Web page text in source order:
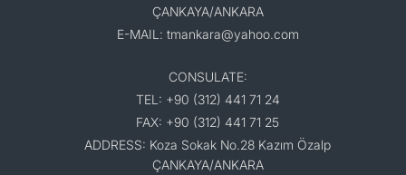
ÇANKAYA/ANKARA
E-MAIL: tmankara@yahoo.com
CONSULATE:
TEL: +90 (312) 441 71 24
FAX: +90 (312) 441 71 25
ADDRESS: Koza Sokak No.28 Kazım Özalp
ÇANKAYA/ANKARA